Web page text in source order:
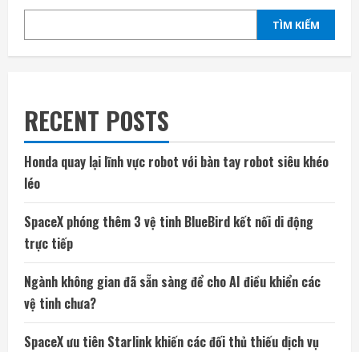
TÌM KIẾM
RECENT POSTS
Honda quay lại lĩnh vực robot với bàn tay robot siêu khéo
léo
SpaceX phóng thêm 3 vệ tinh BlueBird kết nối di động
trực tiếp
Ngành không gian đã sẵn sàng để cho AI điều khiển các
vệ tinh chưa?
SpaceX ưu tiên Starlink khiến các đối thủ thiếu dịch vụ